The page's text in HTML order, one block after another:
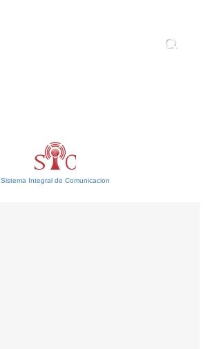
Sistema Integral de Comunicacion